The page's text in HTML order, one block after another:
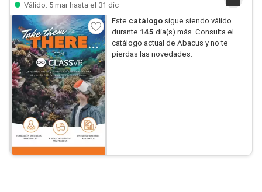
Válido: 5 mar hasta el 31 dic
Este catálogosigue siendo válido
durante 145 día(s) más. Consulta el
catálogo actual de Abacus y no te
pierdas las novedades.